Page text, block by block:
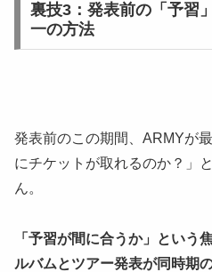
裏技3：発表前の「予習
一の方法
発表前のこの期間、ARMYが
にチケットが取れるのか？」
ん。
「予習が間に合うか」という
ルバムとツアー発表が同時期